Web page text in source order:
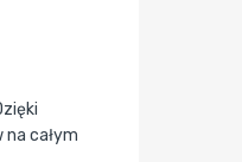
całym